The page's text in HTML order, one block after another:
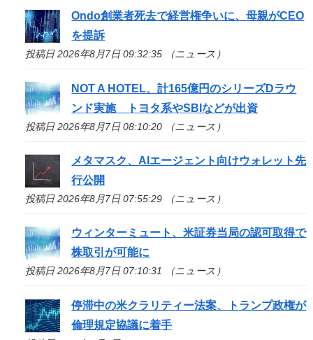
Ondo創業者死去で経営権争いに、母親がCEO
を提訴
投稿日 2026年8月7日 09:32:35 （ニュース）
NOT A HOTEL、計165億円のシリーズDラウ
ンド実施 トヨタ系やSBIなどが出資
投稿日 2026年8月7日 08:10:20 （ニュース）
メタマスク、AIエージェント向けウォレット先
行公開
投稿日 2026年8月7日 07:55:29 （ニュース）
ウィンターミュート、米証券当局の認可取得で
株取引が可能に
投稿日 2026年8月7日 07:10:31 （ニュース）
停滞中の米クラリティー法案、トランプ政権が
倫理規定協議に着手